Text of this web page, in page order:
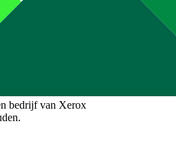
bedrijf van Xerox